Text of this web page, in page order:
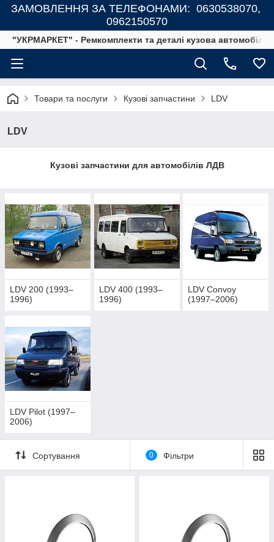
ЗАМОВЛЕННЯ ЗА ТЕЛЕФОНАМИ: 0630538070,
0962150570
"УКРМАРКЕТ" - Ремкомплекти та деталі кузова автомобілів
Товари та послуги Кузові запчастини LDV
LDV
Кузові запчастини для автомобілів ЛДВ
LDV 200 (1993–
1996)
LDV 400 (1993–
1996)
LDV Convoy
(1997–2006)
LDV Pilot (1997–
2006)
Сортування 0 Фільтри